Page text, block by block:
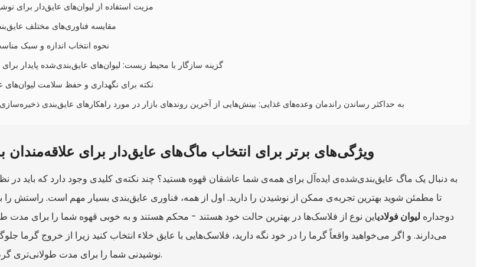
۲ مزیت استفاده از لیوان‌های عایق‌دار برای
۳ مقایسه فناوری‌های مختلف
۴ نحوه انتخاب اندازه و سبک
۵ گزینه سازگار با محیط زیست: لیوان‌های عایق‌بندی‌شده پایدار
6 نکته برای نگهداری و حفظ سلامت لیوان‌های
۷- به حداکثر رساندن راندمان وعده‌های غذایی: بینش‌هایی از آخرین روندهای بازار در مورد راهکارهای عایق‌بندی
ویژگی‌های برتر برای انتخاب ماگ‌های عایق‌دار برای علاقه‌مندان
به دنبال یک ماگ عایق‌بندی‌شده‌ی ایده‌آل برای همه‌ی شما عاشقان قهوه هستید؟ چند نکته‌ی کلیدی وجود دارد که باید در
تا مطمئن شوید بهترین تجربه‌ی ممکن از نوشیدن را دارید. اول از همه، فناوری عایق‌بندی بسیار مهم است. راستش را
دوجداره لیوان فولادیاین نوع از فلاسک‌ها در بهترین حالت خود هستند - محکم هستند و به خوبی قهوه شما را برای مدت
می‌دارند. و اگر می‌خواهید واقعاً گرما را در خود نگه دارید، فلاسک‌هایی با عایق خلاء انتخاب کنید زیرا از خروج گرما
نوشیدنی شما را برای مدت طولانی‌تری گرم نگه می‌دارند.